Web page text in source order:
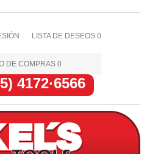
LISTA DE DESEOS 0
DE COMPRAS 0
4172·6566